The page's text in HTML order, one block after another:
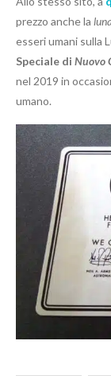
prezzo anche la
esseri umani sulla
Speciale di Nuovo
nel 2019 in
umano.